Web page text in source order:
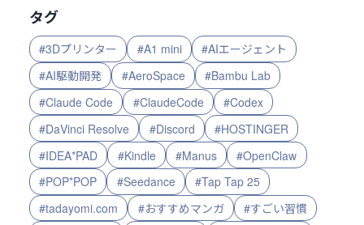
タグ
#3Dプリンター #A1 mini
#AIエージェント
#AI駆動開発
#AeroSpace
#Bambu Lab
#Claude Code
#ClaudeCode
#Codex
#DaVinci Resolve
#Discord
#HOSTINGER
#IDEA*PAD
#Kindle #Manus
#OpenClaw
#POP*POP
#Seedance
#Tap Tap 25
#tadayomi.com
#おすすめマンガ
#すごい習慣